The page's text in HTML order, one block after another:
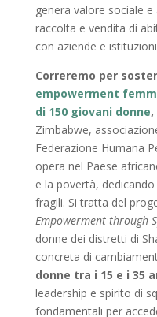
genera valore sociale
raccolta e vendita di
con aziende e
Correremo per
empowerment
di 150 giovani donne,
Zimbabwe,
Federazione Humana
opera nel Paese
e la povertà,
fragili. Si tratta del
Empowerment through
donne dei distretti di
concreta di
donne tra i 15 e i 35
leadership e spirito di
fondamentali per